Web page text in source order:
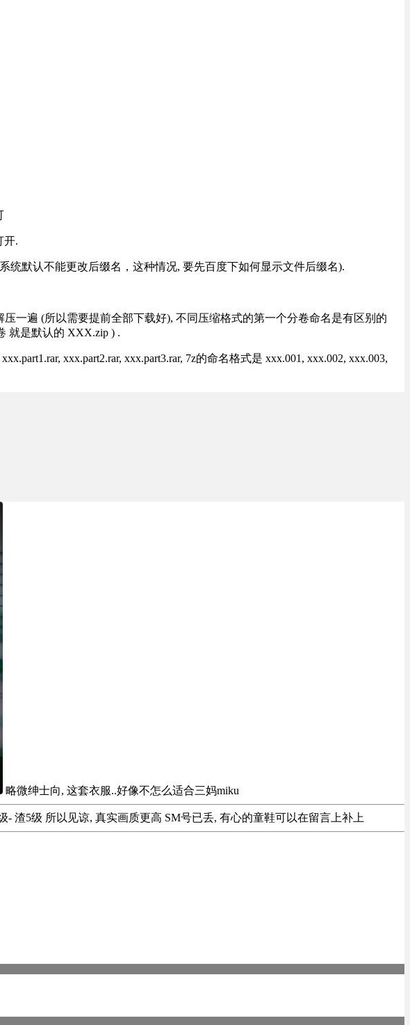
开.
统默认不能更改后缀名，这种情况, 要先百度下如何显示文件后缀名).
一遍 (所以需要提前全部下载好), 不同压缩格式的第一个分卷命名是有区别的
就是默认的 XXX.zip ) .
xxx.part2.rar, xxx.part3.rar, 7z的命名格式是 xxx.001, xxx.002, xxx.003,
略微绅士向, 这套衣服..好像不怎么适合三妈miku
渣5级 所以见谅, 真实画质更高 SM号已丢, 有心的童鞋可以在留言上补上